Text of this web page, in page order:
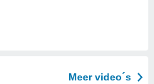
Meer video´s